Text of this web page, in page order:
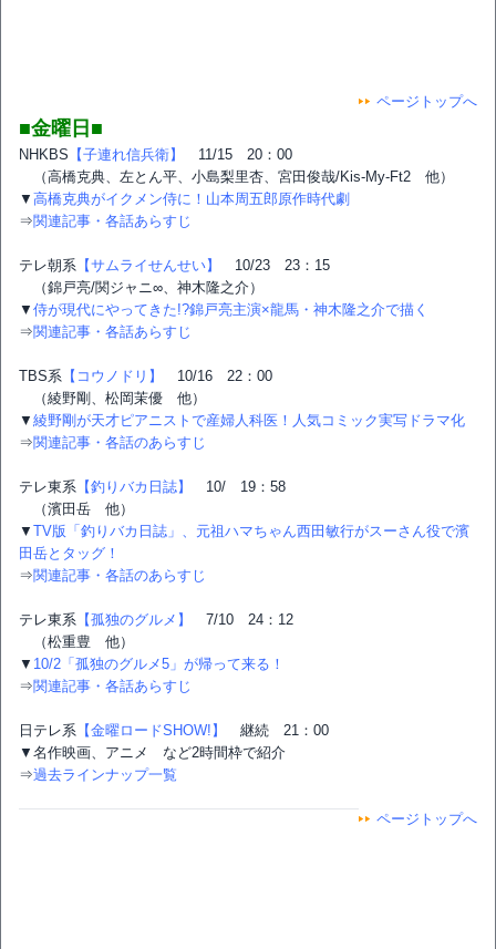
ページトップへ
■金曜日■
NHKBS 【子連れ信兵衛】
11/15 20：00
（高橋克典、左とん平、小島梨里杏、宮田俊哉/Kis-My-Ft2 他）
▼ 高橋克典がイクメン侍に！山本周五郎原作時代劇
⇒関連記事・各話あらすじ
テレ朝系 【サムライせんせい】
10/23 23：15
（錦戸亮/関ジャニ∞、神木隆之介）
▼ 侍が現代にやってきた!?錦戸亮主演×龍馬・神木隆之介で描く
⇒関連記事・各話あらすじ
TBS系 【コウノドリ】
10/16 22：00
（綾野剛、松岡茉優 他）
▼ 綾野剛が天才ピアニストで産婦人科医！人気コミック実写ドラマ化
⇒関連記事・各話のあらすじ
テレ東系 【釣りバカ日誌】
10/ 19：58
（濱田岳 他）
▼ TV版「釣りバカ日誌」、元祖ハマちゃん西田敏行がスーさん役で濱
田岳とタッグ！
⇒関連記事・各話のあらすじ
テレ東系 【孤独のグルメ】
7/10 24：12
（松重豊 他）
▼ 10/2「孤独のグルメ5」が帰って来る！
⇒関連記事・各話あらすじ
日テレ系 【金曜ロードSHOW!】
継続 21：00
▼名作映画、アニメ など2時間枠で紹介
⇒過去ラインナップ一覧
ページトップへ